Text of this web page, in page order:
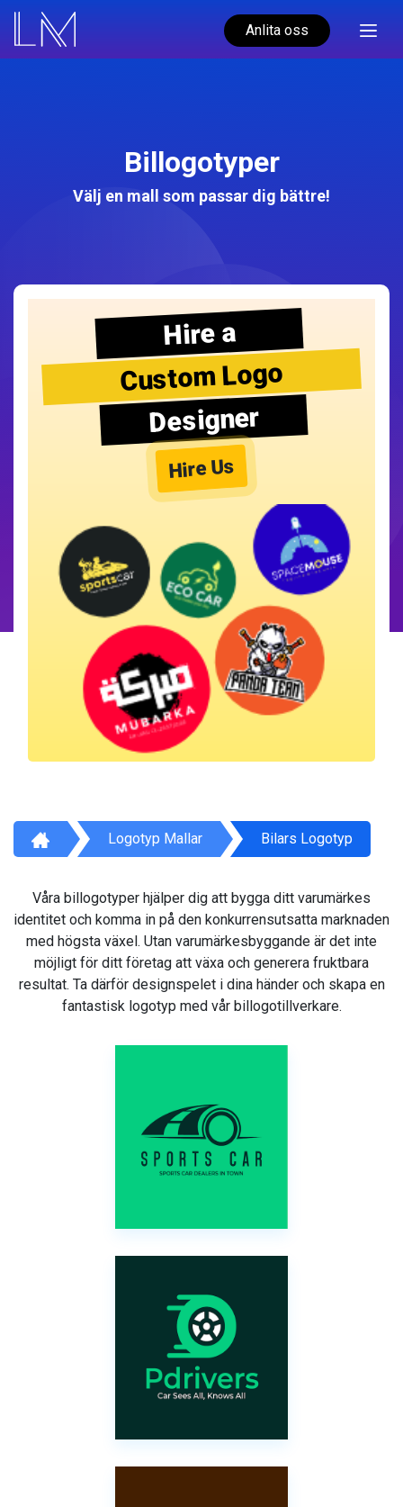
Anlita oss
Billogotyper
Välj en mall som passar dig bättre!
Hire a
Custom Logo
Designer
Hire Us
Logotyp Mallar Bilars Logotyp
Våra billogotyper hjälper dig att bygga ditt varumärkes
identitet och komma in på den konkurrensutsatta marknaden
med högsta växel. Utan varumärkesbyggande är det inte
möjligt för ditt företag att växa och generera fruktbara
resultat. Ta därför designspelet i dina händer och skapa en
fantastisk logotyp med vår billogotillverkare.